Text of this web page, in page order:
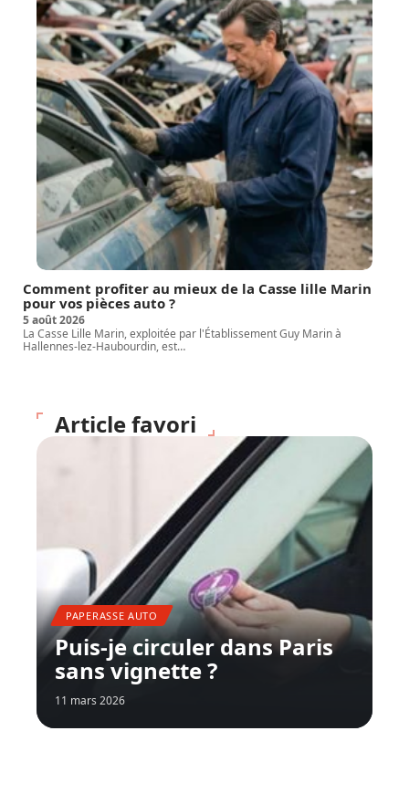
Comment profiter au mieux de la Casse lille Marin
pour vos pièces auto ?
5 août 2026
La Casse Lille Marin, exploitée par l'Établissement Guy Marin à
Hallennes-lez-Haubourdin, est…
Article favori
PAPERASSE AUTO
Puis-je circuler dans Paris
sans vignette ?
11 mars 2026